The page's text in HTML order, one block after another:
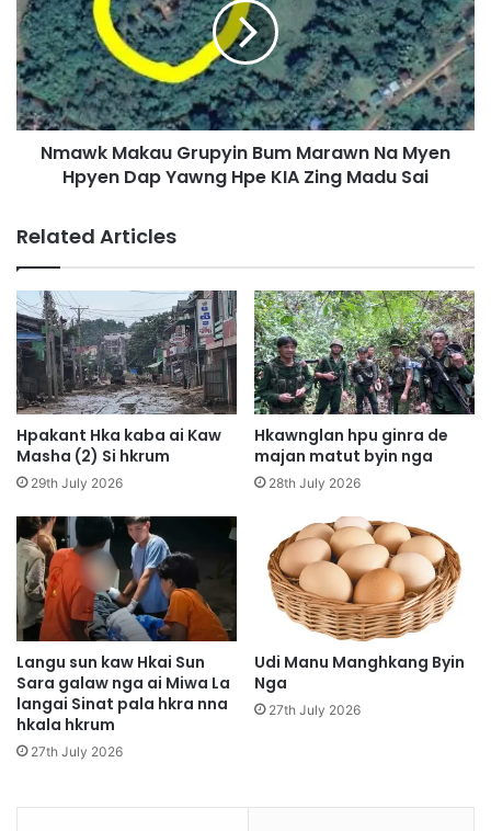
a
w
a
N
i
M
B
y
i
n
W
a
N
a
p
y
i
t
T
s
a
n
g
A
M
w
k
M
a
k
a
p
y
i
n
B
u
m
M
a
r
a
n
N
M
y
e
n
H
p
y
e
Nmawk Makau Grupyin Bum Marawn Na Myen
Hpyen Dap Yawng Hpe KIA Zing Madu Sai
Related Articles
Hpakant Hka kaba ai Kaw
Masha (2) Si hkrum
29th July 2026
Hkawnglan hpu ginra de
majan matut byin nga
28th July 2026
Langu sun kaw Hkai Sun
Sara galaw nga ai Miwa La
langai Sinat pala hkra nna
hkala hkrum
27th July 2026
Udi Manu Manghkang Byin
Nga
27th July 2026